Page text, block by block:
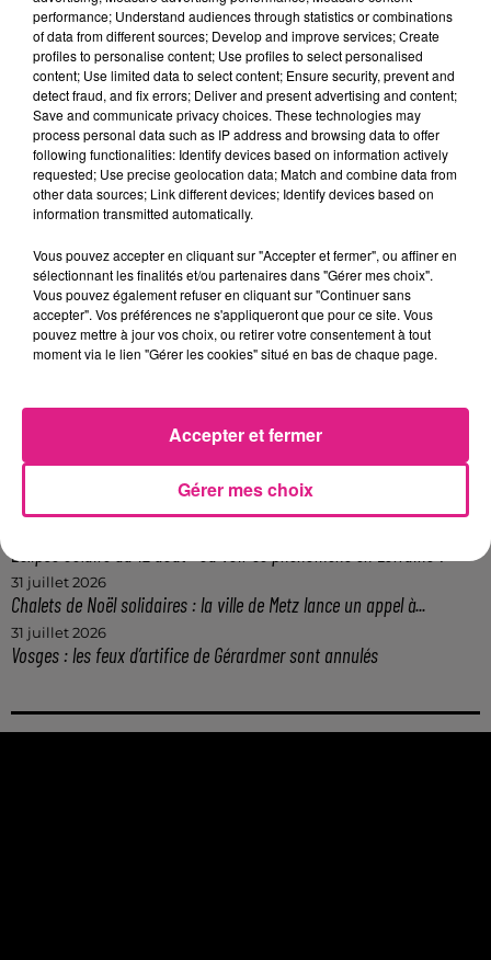
FIL ACTUS
7 août 2026
Lorraine : une journée pas comme les autres au Parc animalier de...
6 août 2026
Metz : une distribution de lunette gratuite pour voir l’éclipse
Casting de Woof : l'Euro-Métropole de Metz part à la recherche de...
Officiel : Gauthier Hein quitte le FC Metz pour l'OGC Nice
Officiel : le lac de Madine reporte son feu d’artifice
Eclipse Solaire du 12 août : où voir ce phénomène en Lorraine ?
31 juillet 2026
Chalets de Noël solidaires : la ville de Metz lance un appel à...
31 juillet 2026
Vosges : les feux d’artifice de Gérardmer sont annulés
performance; Understand audiences through statistics or combinations
of data from different sources; Develop and improve services; Create
profiles to personalise content; Use profiles to select personalised
content; Use limited data to select content; Ensure security, prevent and
detect fraud, and fix errors; Deliver and present advertising and content;
Save and communicate privacy choices. These technologies may
process personal data such as IP address and browsing data to offer
following functionalities: Identify devices based on information actively
requested; Use precise geolocation data; Match and combine data from
other data sources; Link different devices; Identify devices based on
information transmitted automatically.
Vous pouvez accepter en cliquant sur "Accepter et fermer", ou affiner en
sélectionnant les finalités et/ou partenaires dans "Gérer mes choix".
Vous pouvez également refuser en cliquant sur "Continuer sans
accepter". Vos préférences ne s'appliqueront que pour ce site. Vous
pouvez mettre à jour vos choix, ou retirer votre consentement à tout
moment via le lien "Gérer les cookies" situé en bas de chaque page.
Gérer mes choix
Accepter et fermer